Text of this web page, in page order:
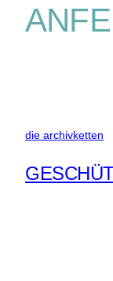
die archivketten